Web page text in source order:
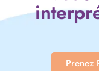
Prenez